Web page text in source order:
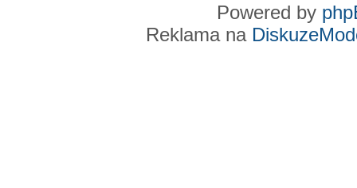
Powered by
Reklama na